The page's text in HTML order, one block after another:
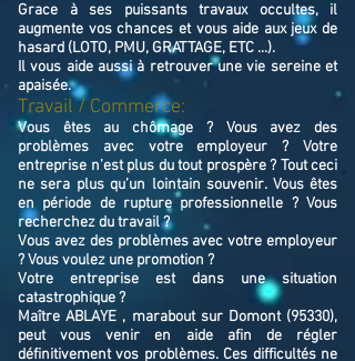
Grace à ses puissants travaux occultes, il
augmente vos chances et vous aide aux jeux de
hasard (LOTO, PMU, GRATTAGE, ETC ...).
Il vous aide aussi à retrouver une vie sereine et
apaisée.
Travail / Commerce:
Vous êtes au chômage ? Vous avez des
problèmes avec votre employeur ? Votre
entreprise n’est plus du tout prospère ? Tout ceci
ne sera plus qu’un lointain souvenir. Vous êtes
en période de rupture professionnelle ? Vous
recherchez du travail ?
Vous avez des problèmes avec votre employeur
? Vous voulez une promotion ?
Votre entreprise est dans une situation
catastrophique ?
Maître ABLAYE , marabout sur Domont (95330),
peut vous venir en aide afin de régler
définitivement vos problèmes. Ces difficultés ne